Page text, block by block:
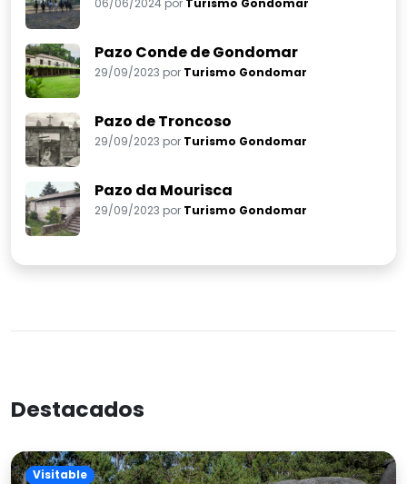
06/06/2024 por Turismo Gondomar
Pazo Conde de Gondomar
29/09/2023 por Turismo Gondomar
Pazo de Troncoso
29/09/2023 por Turismo Gondomar
Pazo da Mourisca
29/09/2023 por Turismo Gondomar
Destacados
Visitable